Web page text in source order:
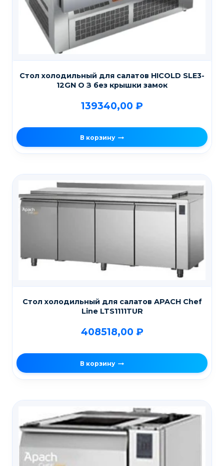
Стол холодильный для салатов HICOLD SLE3-
12GN О З без крышки замок
139340,00 ₽
В корзину
Стол холодильный для салатов APACH Chef
Line LTS1111TUR
408518,00 ₽
В корзину